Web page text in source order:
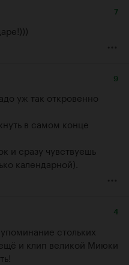
7
9
уж так откровенно
в самом конце
и сразу чувствуешь
календарной).
4
стольких
и клип великой Миюки